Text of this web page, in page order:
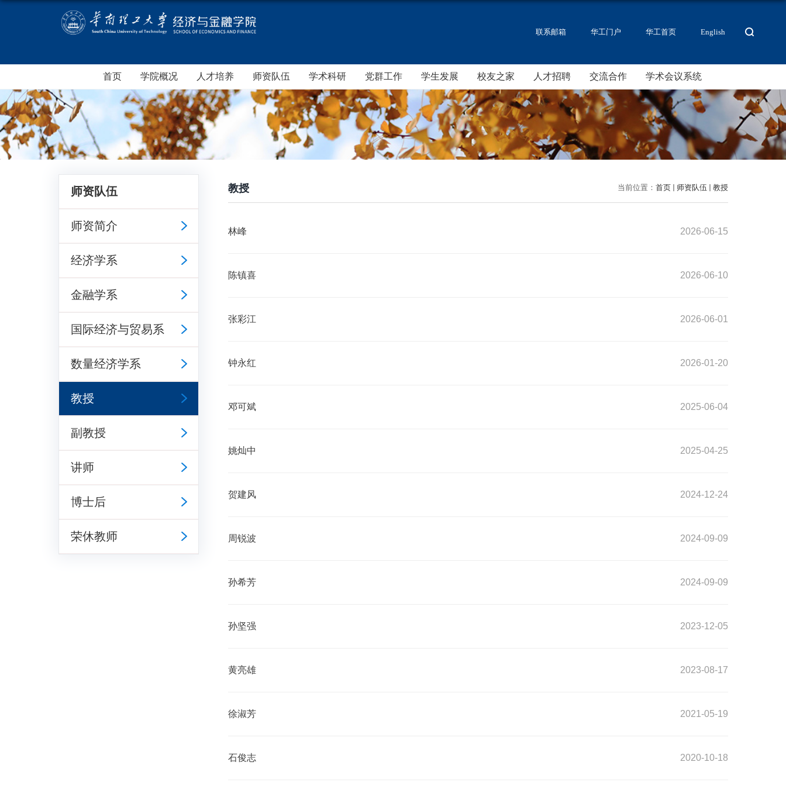
联系邮箱 华工门户 华工首页 English
首页 学院概况 人才培养 师资队伍 学术科研 党群工作 学生发展 校友之家 人才招聘 交流合作 学术会议系统
师资队伍
师资简介
经济学系
金融学系
国际经济与贸易系
数量经济学系
教授
副教授
讲师
博士后
荣休教师
当前位置： 首页 师资队伍 教授
教授
林峰 2026-06-15
​陈镇喜 2026-06-10
张彩江 2026-06-01
钟永红 2026-01-20
邓可斌 2025-06-04
姚灿中 2025-04-25
贺建风 2024-12-24
周锐波 2024-09-09
孙希芳 2024-09-09
孙坚强 2023-12-05
黄亮雄 2023-08-17
徐淑芳 2021-05-19
石俊志 2020-10-18